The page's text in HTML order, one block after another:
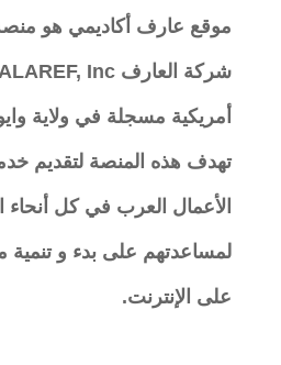
موقع عارف أكاديمي هو
أمريكية مسجلة في ولاية
تهدف هذه المنصة لتقديم
الأعمال العرب في كل أنحاء
لمساعدتهم على بدء و تنمية
على الإنترنت.